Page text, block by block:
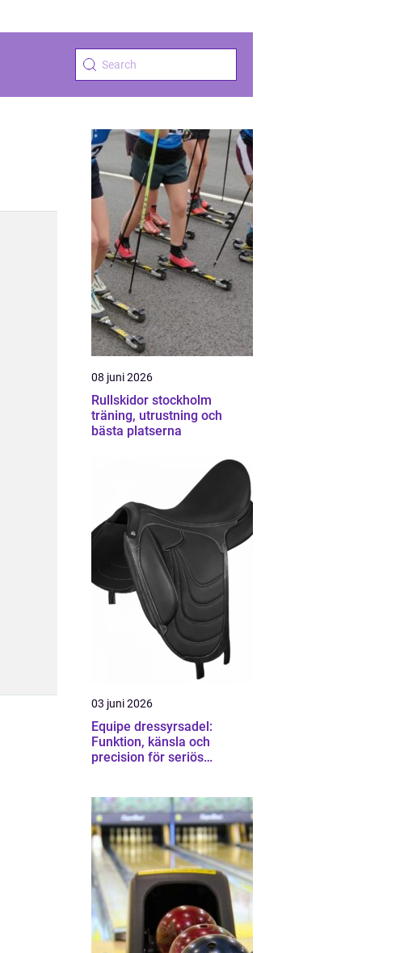
08 juni 2026
Rullskidor stockholm
träning, utrustning och
bästa platserna
03 juni 2026
Equipe dressyrsadel:
Funktion, känsla och
precision för seriös